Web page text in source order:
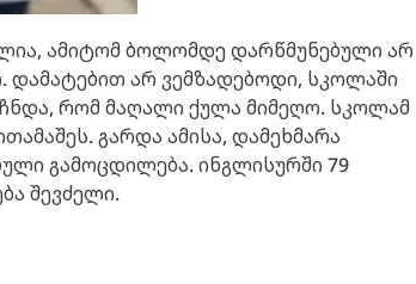
ამიტომ ბოლომდე დარწმუნებული არ
დამატებით არ ვემზადებოდი, სკოლაში
რომ მაღალი ქულა მიმეღო. სკოლამ
გარდა ამისა, დამეხმარა
გამოცდილება. ინგლისურში 79
შევძელი.